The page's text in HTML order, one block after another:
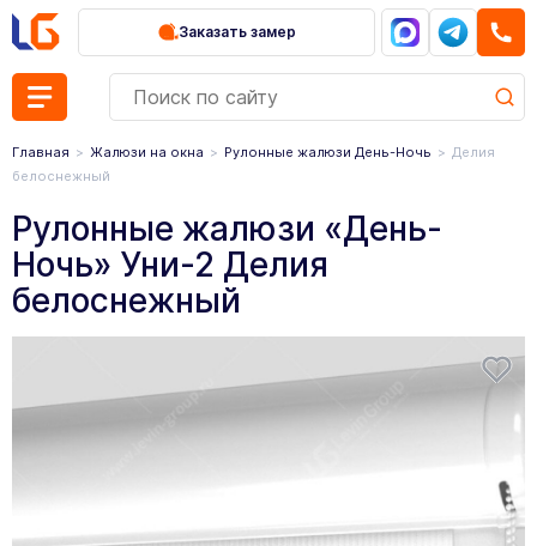
Заказать замер
Главная Жалюзи на окна Рулонные жалюзи День-Ночь
Делия
белоснежный
Рулонные жалюзи «День-
Ночь» Уни-2 Делия
белоснежный